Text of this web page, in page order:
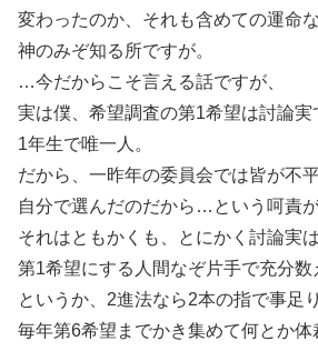
変わったのか、それも含めての運命
神のみぞ知る所ですが。
…今だからこそ言える話ですが、
実は僕、希望調査の第1希望は討論実
1年生で唯一人。
だから、一昨年の委員会では皆が不
自分で選んだのだから…という呵責が
それはともかくも、とにかく討論実
第1希望にする人間なぞ片手で充分数
というか、2進法なら2本の指で事足
毎年第6希望までかき集めて何とか体